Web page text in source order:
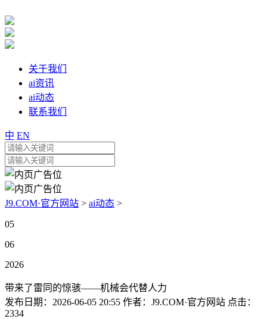
关于我们
ai资讯
ai动态
联系我们
中 EN
J9.COM·官方网站 > ai动态 >
05
06
2026
带来了雷同的惊骇——机械会代替人力
发布日期： 2026-06-05 20:55 作者： J9.COM·官方网站 点击：
2334